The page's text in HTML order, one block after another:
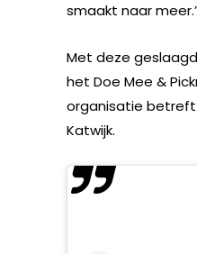
smaakt naar
Met deze
het Doe Mee &
organisatie betreft
Katwijk.